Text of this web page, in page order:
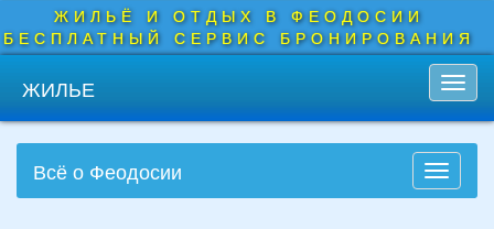
ЖИЛЬЁ И ОТДЫХ В ФЕОДОСИИ
БЕСПЛАТНЫЙ СЕРВИС БРОНИРОВАНИЯ
ЖИЛЬЕ
Toggle
Всё о Феодосии